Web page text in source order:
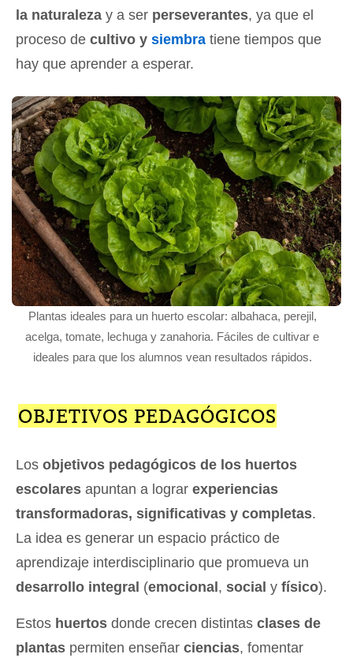
la naturaleza y a ser perseverantes, ya que el
proceso de cultivo y siembra tiene tiempos que
hay que aprender a esperar.
Plantas ideales para un huerto escolar: albahaca, perejil,
acelga, tomate, lechuga y zanahoria. Fáciles de cultivar e
ideales para que los alumnos vean resultados rápidos.
OBJETIVOS PEDAGÓGICOS
Los objetivos pedagógicos de los huertos
escolares apuntan a lograr experiencias
transformadoras, significativas y completas.
La idea es generar un espacio práctico de
aprendizaje interdisciplinario que promueva un
desarrollo integral (emocional, social y físico).
Estos huertos donde crecen distintas clases de
plantas permiten enseñar ciencias, fomentar